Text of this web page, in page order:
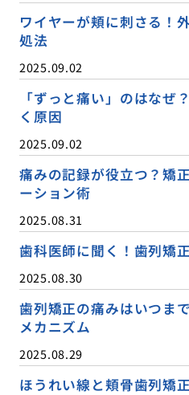
ワイヤーが頬に刺さる！
処法
2025.09.02
「ずっと痛い」のはなぜ
く原因
2025.09.02
痛みの記録が役立つ？矯
ーション術
2025.08.31
歯科医師に聞く！歯列矯
2025.08.30
歯列矯正の痛みはいつま
メカニズム
2025.08.29
ほうれい線と頬骨歯列矯